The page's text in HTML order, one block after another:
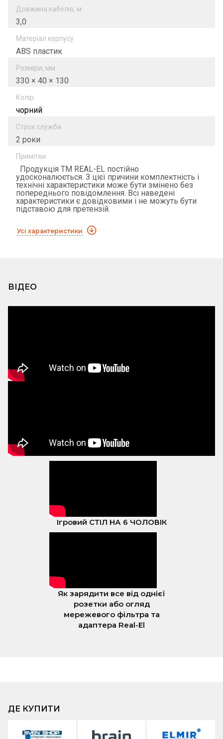
Довжина кабелю, м
3,0
Матеріал корпусу
ABS пластик
Розміри, мм
330 × 40 × 130
Колір
чорний
Строк служби
2 роки
Примітки:
Продукція ТМ REAL-EL постійно
удосконалюється. З цієї причини комплектність і
технічні характеристики може бути змінено без
попереднього повідомлення. Всі наведені
характеристики є довідковими і не можуть бути
підставою для претензій.
Усі характеристики
ВІДЕО
Ігровий СТІЛ НА 6 ЧОЛОВІК
Як зарядити все від однієї
розетки або огляд
мережевого фільтра та
адаптера Real-El
ДЕ КУПИТИ